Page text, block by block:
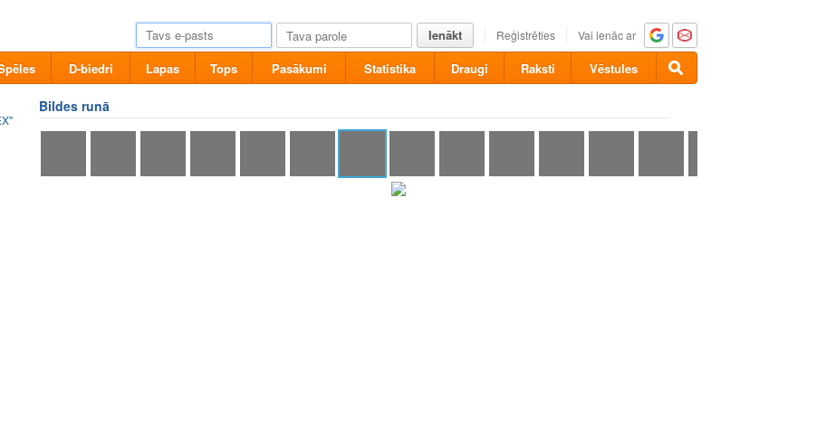
Ienākt Reģistrēties Vai ienāc ar
D-biedri Lapas Tops Pasākumi Statistika Draugi Raksti Vēstules
Bildes runā